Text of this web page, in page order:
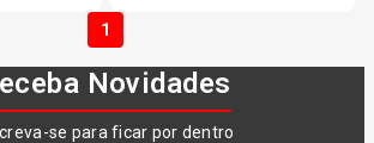
1
Novidades
se para ficar por dentro